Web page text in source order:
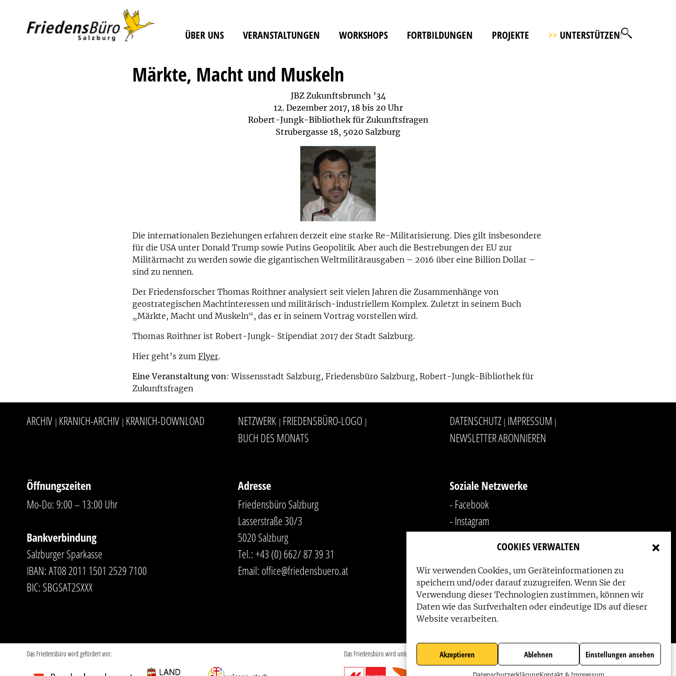
COOKIES VERWALTEN
Wir verwenden Cookies, um Geräteinformationen zu
speichern und/oder darauf zuzugreifen. Wenn Sie der
Verwendung dieser Technologien zustimmen, können wir
Daten wie das Surfverhalten oder eindeutige IDs auf dieser
Website verarbeiten.
Akzeptieren Ablehnen Einstellungen ansehen
ÜBER UNS VERANSTALTUNGEN WORKSHOPS FORTBILDUNGEN PROJEKTE >> UNTERSTÜTZEN!
Märkte, Macht und Muskeln
JBZ Zukunftsbrunch ’34
12. Dezember 2017, 18 bis 20 Uhr
Robert-Jungk-Bibliothek für Zukunftsfragen
Strubergasse 18, 5020 Salzburg
Die internationalen Beziehungen erfahren derzeit eine starke Re-Militarisierung. Dies gilt insbesondere
für die USA unter Donald Trump sowie Putins Geopolitik. Aber auch die Bestrebungen der EU zur
Militärmacht zu werden sowie die gigantischen Weltmilitärausgaben – 2016 über eine Billion Dollar –
sind zu nennen.
Der Friedensforscher Thomas Roithner analysiert seit vielen Jahren die Zusammenhänge von
geostrategischen Machtinteressen und militärisch-industriellem Komplex. Zuletzt in seinem Buch
„Märkte, Macht und Muskeln“, das er in seinem Vortrag vorstellen wird.
Thomas Roithner ist Robert-Jungk- Stipendiat 2017 der Stadt Salzburg.
Hier geht’s zum Flyer.
Eine Veranstaltung von: Wissensstadt Salzburg, Friedensbüro Salzburg, Robert-Jungk-Bibliothek für
Zukunftsfragen
ARCHIV | KRANICH-ARCHIV | KRANICH-DOWNLOAD NETZWERK | FRIEDENSBÜRO-LOGO |
BUCH DES MONATS
DATENSCHUTZ | IMPRESSUM |
NEWSLETTER ABONNIEREN
Öffnungszeiten
Mo-Do: 9:00 – 13:00 Uhr
Bankverbindung
Salzburger Sparkasse
IBAN: AT08 2011 1501 2529 7100
BIC: SBGSAT2SXXX
Adresse
Friedensbüro Salzburg
Lasserstraße 30/3
5020 Salzburg
Tel.:+43 (0) 662/ 87 39 31
Email: office@friedensbuero.at
Soziale Netzwerke
- Facebook
- Instagram
Das Friedensbüro wird gefördert von: Das Friedensbüro wird unterstützt von: